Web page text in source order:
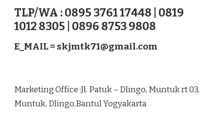
TLP/WA : 0895 3761 17448 | 0819
1012 8305 | 0896 8753 9808
E_MAIL = skjmtk71@gmail.com
Marketing Office :Jl. Patuk – Dlingo, Muntuk rt 03,
Muntuk, Dlingo,Bantul Yogyakarta